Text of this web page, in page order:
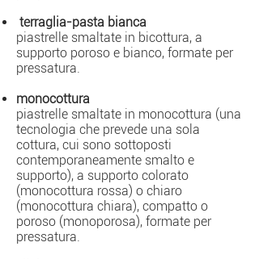
terraglia-pasta bianca
piastrelle smaltate in bicottura, a
supporto poroso e bianco, formate per
pressatura.
monocottura
piastrelle smaltate in monocottura (una
tecnologia che prevede una sola
cottura, cui sono sottoposti
contemporaneamente smalto e
supporto), a supporto colorato
(monocottura rossa) o chiaro
(monocottura chiara), compatto o
poroso (monoporosa), formate per
pressatura.